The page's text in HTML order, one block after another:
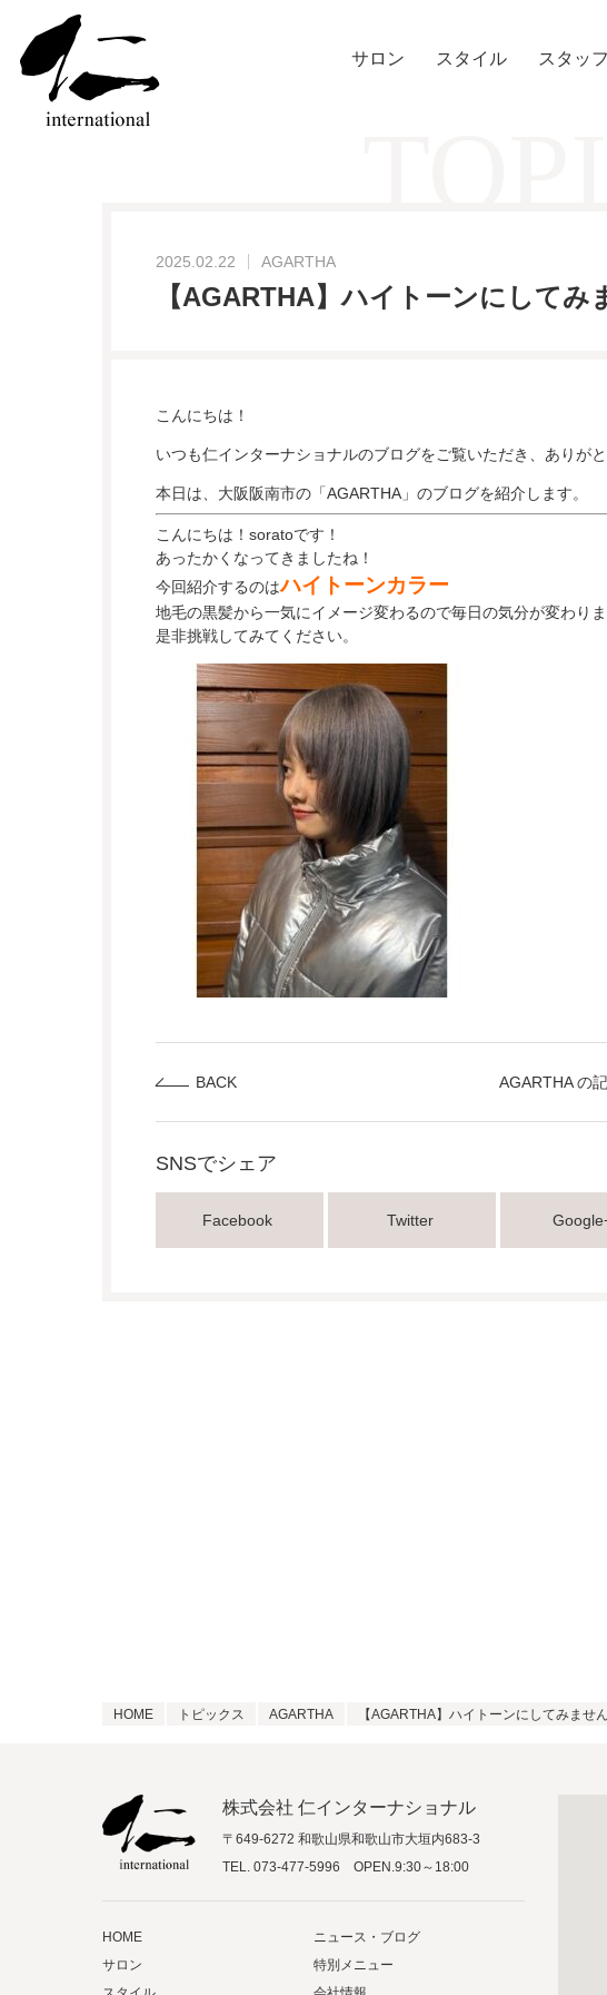
サロン スタイル スタッフ
2025.02.22 AGARTHA
【AGARTHA】ハイトーンにして
こんにちは！
いつも仁インターナショナルのブログをご覧いただき、ありがと
本日は、大阪阪南市の「AGARTHA」のブログを紹介します。
こんにちは！soratoです！
あったかくなってきましたね！
今回紹介するのはハイトーンカラー
地毛の黒髪から一気にイメージ変わるので毎日の気分が変わりま
是非挑戦してみてください。
BACK AGARTHA の
SNSでシェア
Facebook Twitter
HOME トピックス AGARTHA 【AGARTHA】ハイトーンにしてみませ
株式会社 仁インターナショナル
〒649-6272 和歌山県和歌山市大垣内683-3
TEL.073-477-5996 OPEN.9:30～18:00
HOME
ニュース・ブログ
サロン
特別メニュー